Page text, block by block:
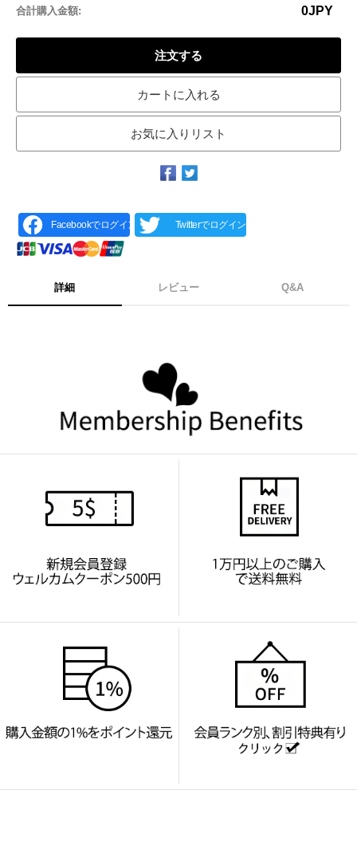
合計購入金額: 0JPY
注文する
カートに入れる
お気に入りリスト
Facebookでログイン Twitterでログイン
詳細 レビュー Q&A